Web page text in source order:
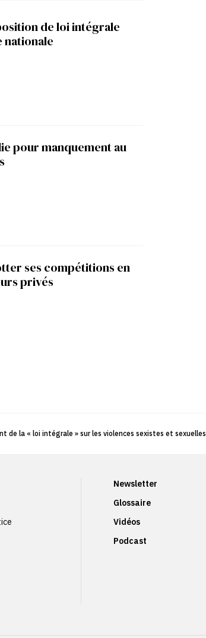
de loi intégrale
nationale
pour manquement au
ses compétitions en
privés
de la « loi intégrale » sur les violences sexistes et sexuelles
Newsletter
Glossaire
Vidéos
Podcast